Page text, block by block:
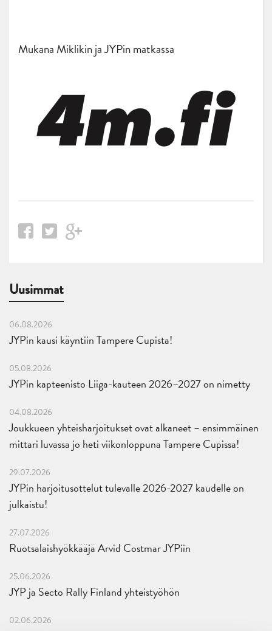
Mukana Miklikin ja JYPin matkassa
Uusimmat
06.08.2026
JYPin kausi käyntiin Tampere Cupista!
05.08.2026
JYPin kapteenisto Liiga-kauteen 2026–2027 on nimetty
04.08.2026
Joukkueen yhteisharjoitukset ovat alkaneet – ensimmäinen
mittari luvassa jo heti viikonloppuna Tampere Cupissa!
29.07.2026
JYPin harjoitusottelut tulevalle 2026-2027 kaudelle on
julkaistu!
27.07.2026
Ruotsalaishyökkääjä Arvid Costmar JYPiin
25.06.2026
JYP ja Secto Rally Finland yhteistyöhön
02.06.2026